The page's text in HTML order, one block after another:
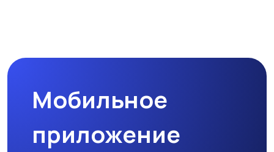
Футболки и поло Штаны и шорты
Мобильное
приложение